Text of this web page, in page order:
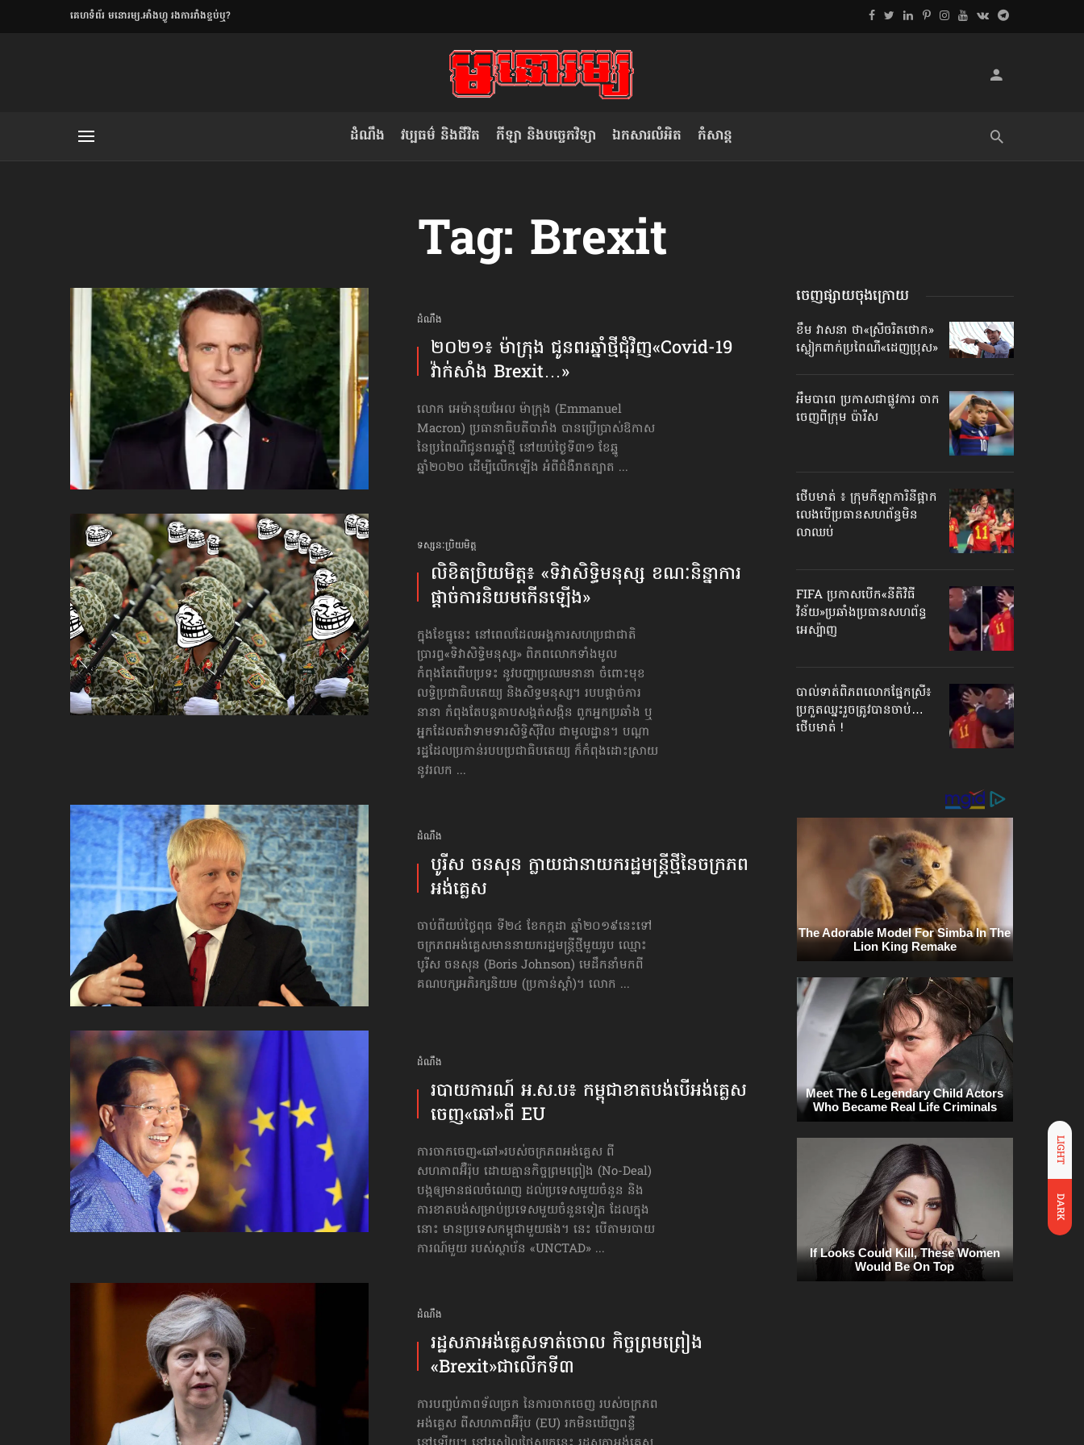
LIGHT
DARK
​គេហទំព័រ មនោរម្យ.អាំងហ្វូ រងការរាំងខ្ទប់ឬ?
ដំណឹង វប្បធម៌ និងជីវិត កីឡា និងបច្ចេកវិទ្យា ឯកសារលំអិត កំសាន្ដ
Tag: Brexit
ដំណឹង
២០២១៖ ម៉ាក្រុង ជូនពរឆ្នាំថ្មីជុំវិញ«Covid-19
វ៉ាក់សាំង Brexit…»
លោក អេម៉ានុយអែល ម៉ាក្រុង (Emmanuel
Macron) ប្រធានាធិបតីបារាំង បានប្រើប្រាស់ឱកាស
នៃប្រពៃណីជូនពរឆ្នាំថ្មី នៅយប់​ថ្ងៃទី៣១ ខែឆ្នូ
ឆ្នាំ២០២០ ដើម្បីលើកឡើង អំពីជំងឺរាតត្បាត ...
ទស្សនៈប្រិយមិត្ត
លិខិតប្រិយមិត្ត៖ «ទិវាសិទ្ធិមនុស្ស ខណៈនិន្នាការ​
ផ្ដាច់ការនិយម​កើនឡើង»
ក្នុងខែធ្នូនេះ​ នៅពេលដែលអង្គការ​សហប្រជាជាតិ​
ប្រារព្ធ«ទិវាសិទ្ធិមនុស្ស» ពិភពលោក​ទាំងមូល​​
កំពុងតែពើបប្រទះ នូវបញ្ហាប្រឈមនានា ចំពោះមុខ​
លទ្ធិប្រជាធិបតេយ្យ និងសិទ្ធមនុស្ស។ របបផ្តាច់ការ
នានា កំពុងតែបន្តគាបសង្កត់សង្កិន ពួកអ្នកប្រឆាំង ឬ
អ្នកដែលតវ៉ា​ទាមទារសិទ្ធិស៊ីវិល ជាមូលដ្ឋាន។ បណ្តា
រដ្ឋដែលប្រកាន់របបប្រជាធិបតេយ្យ ក៏កំពុង​ដោះស្រាយ
នូវរលក ...
ដំណឹង
បូរីស ចនសុន ក្លាយជា​នាយករដ្ឋមន្ត្រី​​ថ្មី​នៃ​ចក្រភព​
អង់គ្លេស
ចាប់ពីយប់ថ្ងៃពុធ ទី២៤ ខែកក្កដា ឆ្នាំ២០១៩នេះទៅ
ចក្រភពអង់គ្លេសមាននាយករដ្ឋមន្ត្រីថ្មីមួយរូប ឈ្មោះ
បូរីស ចនសុន (Boris Johnson) មេដឹកនាំមកពី
គណបក្សអភិរក្សនិយម (ប្រកាន់ស្ដាំ)។ លោក ...
ដំណឹង
របាយការណ៍ អ.ស.ប៖ កម្ពុជា​ខាតបង់​បើ​អង់គ្លេស​
ចេញ​«ឆៅ»ពី EU
ការចាកចេញ«ឆៅ»របស់ចក្រភពអង់គ្លេស ពី
សហភាពអ៊ឺរ៉ុប ដោយគ្មានកិច្ចព្រមព្រៀង (No-Deal)
បង្កឲ្យមានផលចំណេញ ដល់ប្រទេសមួយចំនួន និង
ការខាតបង់សម្រាប់ប្រទេសមួយចំនួនទៀត ដែលក្នុង
នោះ មានប្រទេសកម្ពុជាមួយផង។ នេះ បើតាមរបាយ
ការណ៍មួយ របស់ស្ថាប័ន «UNCTAD» ...
ដំណឹង
រដ្ឋសភា​អង់គ្លេស​ទាត់ចោល កិច្ចព្រមព្រៀង​
«Brexit»​ជាលើកទី៣
ការបញ្ចប់់ភាពទ័លច្រក នៃការចាកចេញ របស់ចក្រភព
អង់គ្លេស ពីសហភាពអ៊ឺរ៉ុប (EU) រកមិនឃើញពន្លឺ
ចេញផ្សាយចុងក្រោយ
ខឹម វាសនា ថា«ស្រីចរិតថោក»​
ស្លៀកពាក់ប្រពៃណី​«ដេញប្រុស»
អឹមបាពេ ប្រកាសជាផ្លូវការ ចាក
ចេញពីក្រុម ប៉ារីស
ថើបមាត់ ៖ ក្រុមកីឡាការិនី​ផ្អាក
លេង​​បើប្រធានសហព័ន្ធ​មិន
លាឈប់
FIFA ប្រកាសបើក​«នីតិវិធី
វិន័យ»​ប្រឆាំងប្រធានសហព័ន្ធ​
អេស្ប៉ាញ
បាល់ទាត់​ពិភពលោក​ផ្នែកស្រី៖
ប្រកួតឈ្នះរួច​ត្រូវបានចាប់…
ថើបមាត់ !
សម រង្ស៊ី៖ កម្ពុជាគួរមើលគំរូ​តាម​
វៀតណាម ក្នុង​ការប្តូរ​មេដឹកនាំ របស់​
លិខិតប្រិយមិត្ត៖ «កាមតណ្ហា​
មនុស្ស»
ខឹម វាសនា ថា«ស្រី
ចរិតថោក»​ស្លៀកពាក់
ប្រពៃណី​«ដេញប្រុស»
អឹមបាពេ ប្រកាសជាផ្លូវការ
ចាកចេញពីក្រុម ប៉ារីស
ថើបមាត់ ៖ ក្រុមកីឡាការិនី​
ផ្អាកលេង​​បើប្រធានសហព័ន្ធ​